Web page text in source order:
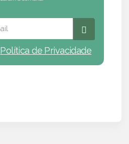
Política de Privacidade